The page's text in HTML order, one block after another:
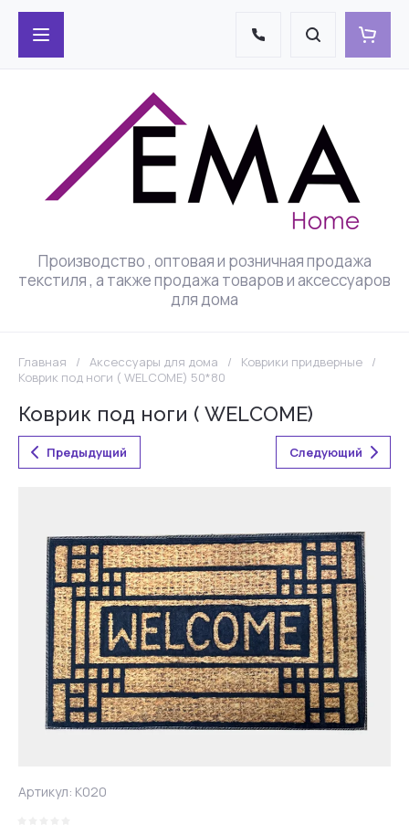
Производство , оптовая и розничная продажа
текстиля , а также продажа товаров и аксессуаров
для дома
Главная / Аксессуары для дома / Коврики придверные
/
Коврик под ноги ( WELCOME) 50*80
Коврик под ноги ( WELCOME)
Предыдущий Следующий
Артикул: K020